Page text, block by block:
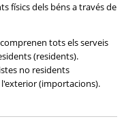
físics dels béns a través de
tots els serveis
(residents).
no residents
(importacions).